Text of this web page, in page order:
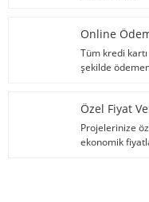
Online
Tüm kredi
şekilde
Özel Fiyat
Projelerinize
ekonomik